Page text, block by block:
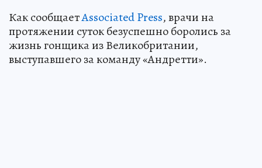
Как сообщаетAssociated Press, врачи на
протяжении суток безуспешно боролись за
жизнь гонщика из Великобритании,
выступавшего за команду «Андретти».